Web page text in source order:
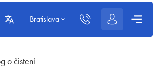
Bratislava
o čistení